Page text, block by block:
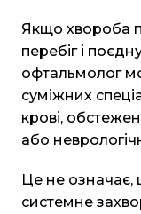
Якщо хвороба
перебіг і
офтальмолог
суміжних
крові,
або
Це не означає,
системне